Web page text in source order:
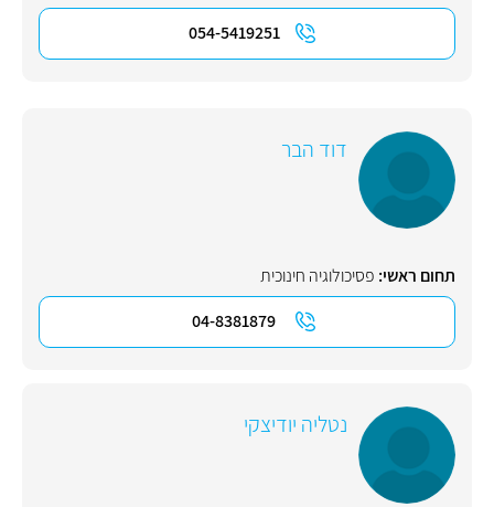
054-5419251
דוד הבר
תחום ראשי: פסיכולוגיה חינוכית
04-8381879
נטליה יודיצקי